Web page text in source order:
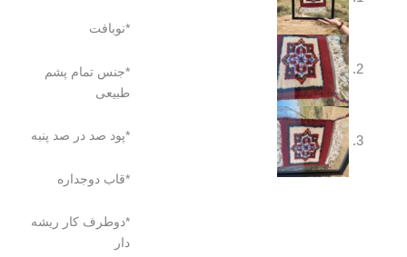
*جنس تمام پشم
*پود صد در صد پنبه
*قاب دوجداره
*دوطرف کار ریشه